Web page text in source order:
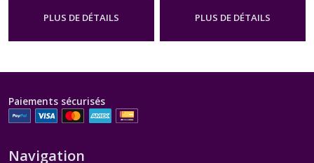
PLUS DE DÉTAILS PLUS DE DÉTAILS
Paiements sécurisés
Navigation